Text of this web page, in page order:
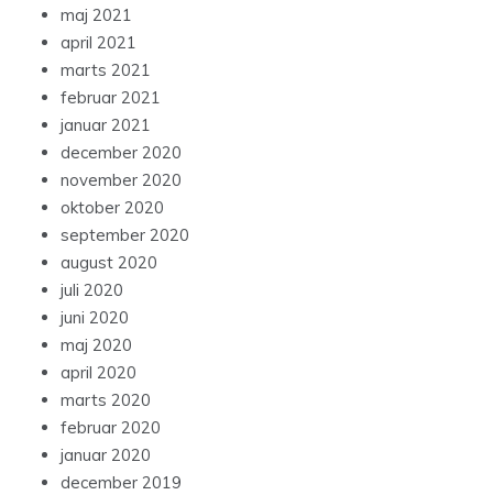
maj 2021
april 2021
marts 2021
februar 2021
januar 2021
december 2020
november 2020
oktober 2020
september 2020
august 2020
juli 2020
juni 2020
maj 2020
april 2020
marts 2020
februar 2020
januar 2020
december 2019